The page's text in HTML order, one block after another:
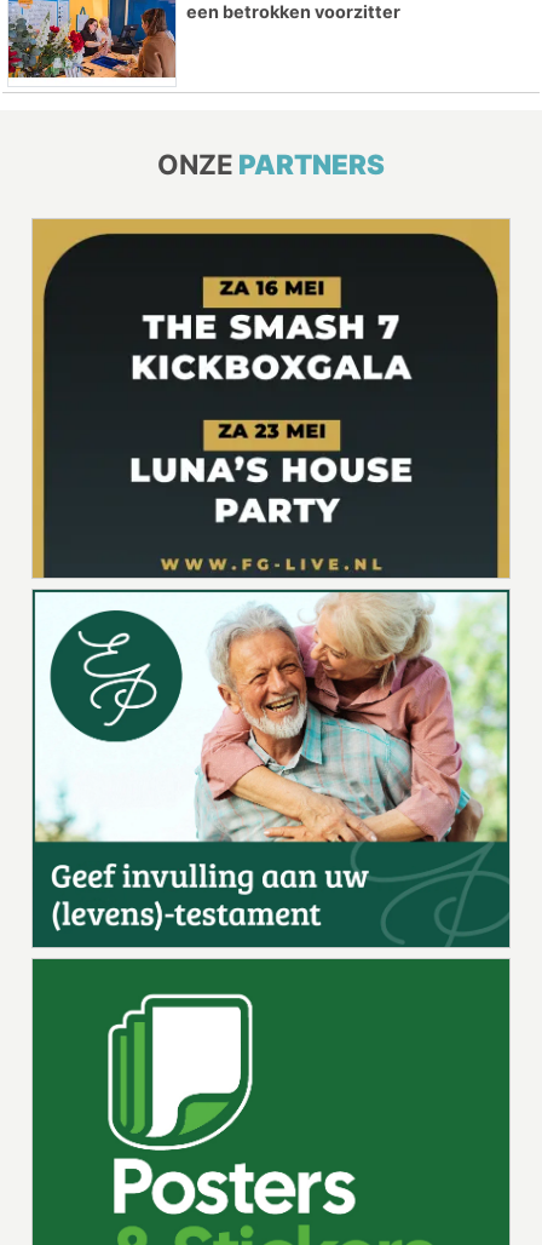
een betrokken voorzitter
ONZE PARTNERS